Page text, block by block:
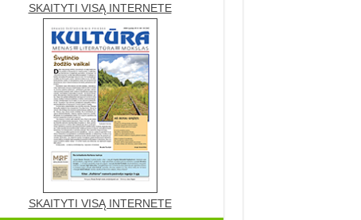
SKAITYTI VISĄ INTERNETE
SKAITYTI VISĄ INTERNETE